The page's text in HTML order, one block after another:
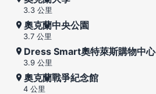
3.3 公里
奧克蘭中央公園
3.7 公里
Dress Smart奧特萊斯購物中心
3.9 公里
奧克蘭戰爭紀念館
4 公里